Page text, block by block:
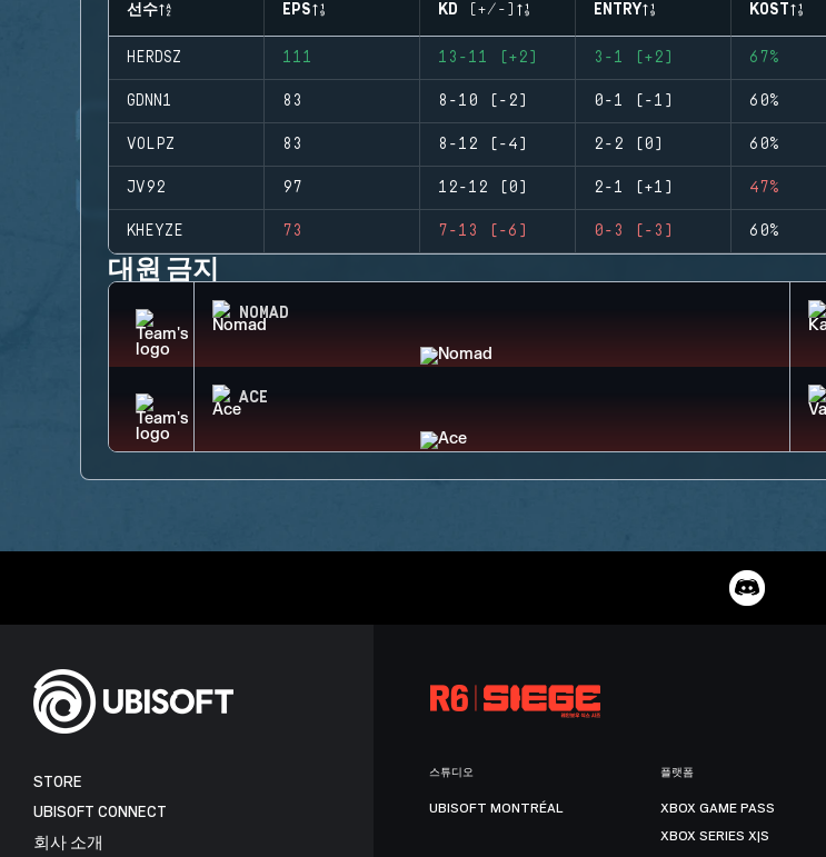
선수 EPS KD (+/-) ENTRY KOST
HERDSZ 111 13-11 (+2) 3-1 (+2) 67%
GDNN1 83 8-10 (-2) 0-1 (-1) 60%
VOLPZ 83 8-12 (-4) 2-2 (0) 60%
JV92 97 12-12 (0) 2-1 (+1) 47%
KHEYZE 73 7-13 (-6) 0-3 (-3) 60%
대원 금지
NOMAD
ACE
STORE
UBISOFT CONNECT
회사 소개
스튜디오
UBISOFT MONTRÉAL
플랫폼
XBOX GAME PASS
XBOX SERIES X|S